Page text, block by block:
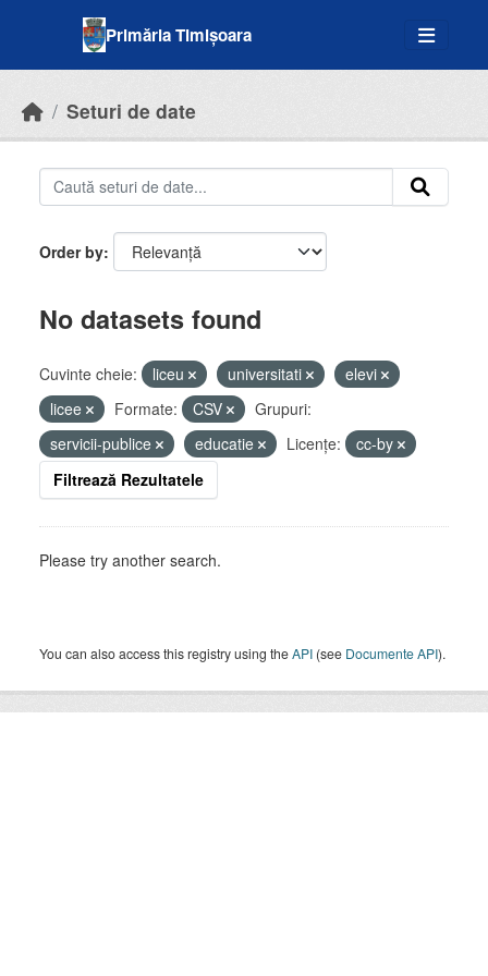
Primăria Timișoara
Seturi de date
Order by
No datasets found
Cuvinte cheie: liceu universitati
elevi
licee
Formate: CSV
Grupuri:
servicii-publice
educatie Licenţe:
cc-by
Filtrează Rezultatele
Please try another search.
You can also access this registry using theAPI (see Documente API).